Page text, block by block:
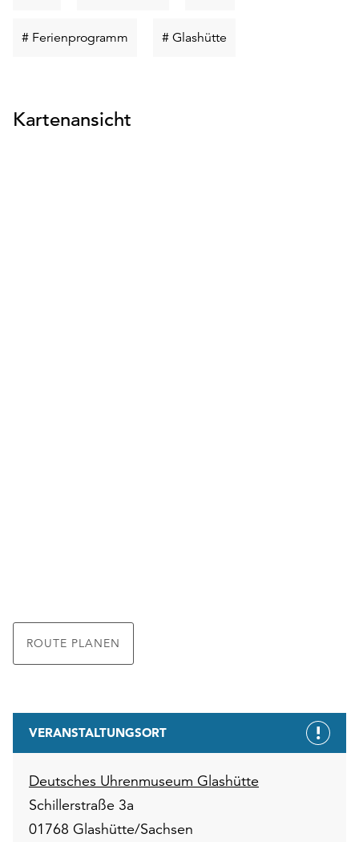
# Ferienprogramm Schlüsselwort
# Glashütte
Kartenansicht
ROUTE PLANEN
VERANSTALTUNGSORT
Deutsches Uhrenmuseum Glashütte
Schillerstraße 3a
01768 Glashütte/Sachsen